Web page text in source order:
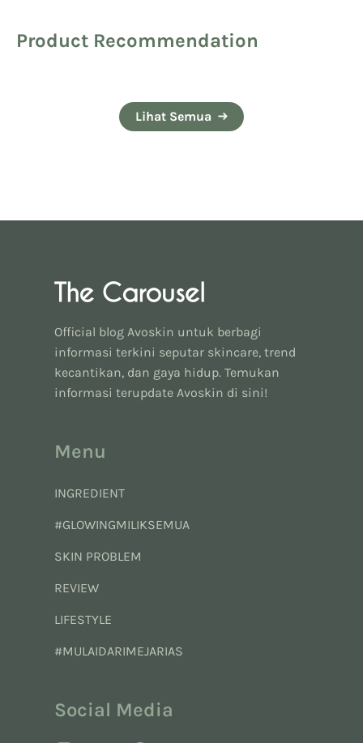
Product Recommendation
Lihat Semua
Official blog Avoskin untuk berbagi
informasi terkini seputar skincare, trend
kecantikan, dan gaya hidup. Temukan
informasi terupdate Avoskin di sini!
Menu
INGREDIENT
#GLOWINGMILIKSEMUA
SKIN PROBLEM
REVIEW
LIFESTYLE
#MULAIDARIMEJARIAS
Social Media